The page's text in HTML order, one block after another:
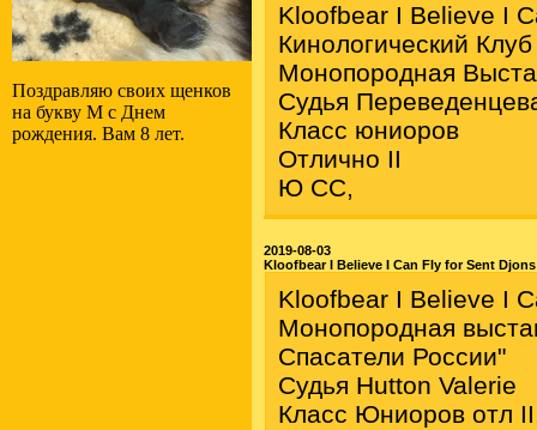
Поздравляю своих щенков
на букву M с Днем
рождения. Вам 8 лет.
Kloofbear I Believe I
Кинологический
Монопородная
Судья
Класс юниоров
Отлично II
Ю CC,
2019-08-03
Kloofbear I Believe I Can Fly for Sent Djons
Kloofbear I Believe I
Монопородная
Спасатели России"
Судья Hutton Valerie
Класс Юниоров отл